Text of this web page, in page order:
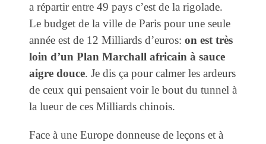
a répartir entre 49 pays c’est de la rigolade.
Le budget de la ville de Paris pour une seule
année est de 12 Milliards d’euros: on est très
loin d’un Plan Marchall africain à sauce
aigre douce. Je dis ça pour calmer les ardeurs
de ceux qui pensaient voir le bout du tunnel à
la lueur de ces Milliards chinois.
Face à une Europe donneuse de leçons et à